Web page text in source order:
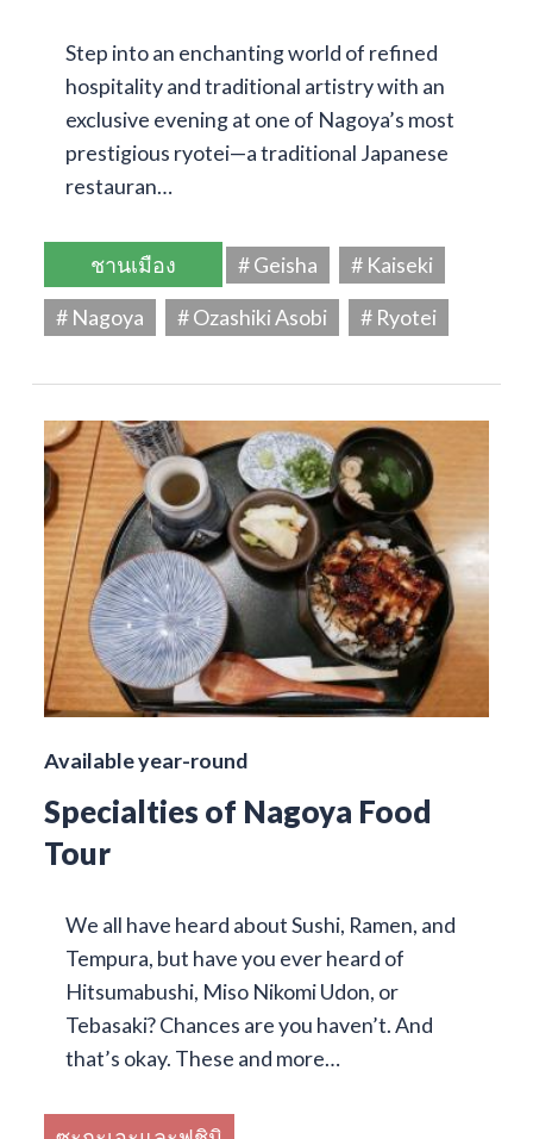
Step into an enchanting world of refined
hospitality and traditional artistry with an
exclusive evening at one of Nagoya’s most
prestigious ryotei—a traditional Japanese
restauran…
ชานเมือง # Geisha
# Kaiseki
# Nagoya
# Ozashiki Asobi # Ryotei
Available year-round
Specialties of Nagoya Food
Tour
We all have heard about Sushi, Ramen, and
Tempura, but have you ever heard of
Hitsumabushi, Miso Nikomi Udon, or
Tebasaki? Chances are you haven’t. And
that’s okay. These and more…